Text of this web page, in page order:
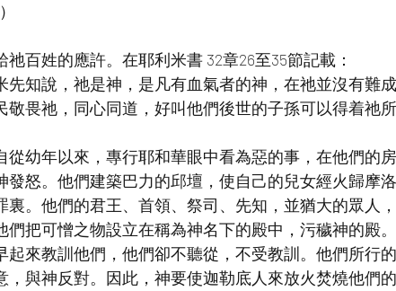
百姓的應許。在耶利米書 32章26至35節記載：
先知說，祂是神，是凡有血氣者的神，在祂並沒有難
畏祂，同心同道，好叫他們後世的子孫可以得着祂所
從幼年以來，專行耶和華眼中看為惡的事，在他們的
發怒。他們建築巴力的邱壇，使自己的兒女經火歸摩
裏。他們的君王、首領、祭司、先知，並猶大的眾人
們把可憎之物設立在稱為神名下的殿中，污穢神的殿
起來教訓他們，他們卻不聽從，不受教訓。他們所行
，與神反對。因此，神要使迦勒底人來放火焚燒他們